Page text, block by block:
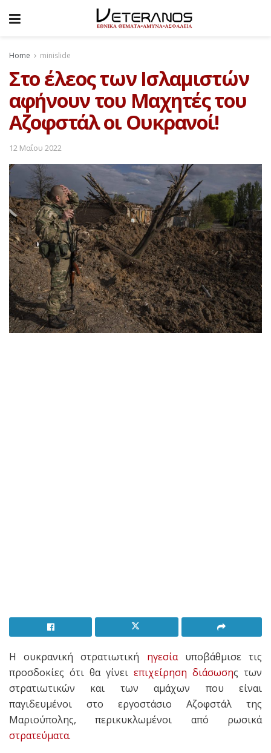
Home minislide
Στο έλεος των Ισλαμιστών
αφήνουν του Μαχητές του
Αζοφστάλ οι Ουκρανοί!
12 Μαΐου 2022
Η ουκρανική στρατιωτική ηγεσίαυποβάθμισε τις
προσδοκίες ότι θα γίνει επιχείρηση διάσωσης των
στρατιωτικών και των αμάχων που είναι
παγιδευμένοι στο εργοστάσιο Αζοφστάλ της
Μαριούπολης, περικυκλωμένοι από ρωσικά
στρατεύματα.